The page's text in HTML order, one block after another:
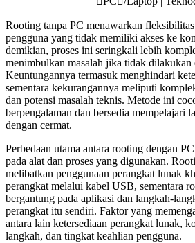
Rooting tanpa PC menawarkan
pengguna yang tidak memiliki akses ke
demikian, proses ini seringkali lebih
menimbulkan masalah jika tidak dilakukan
Keuntungannya termasuk menghindari
sementara kekurangannya meliputi
dan potensi masalah teknis. Metode ini
berpengalaman dan bersedia mempelajari
dengan cermat.
Perbedaan utama antara rooting dengan
pada alat dan proses yang digunakan.
melibatkan penggunaan perangkat lunak
perangkat melalui kabel USB, sementara
bergantung pada aplikasi dan langkah-
perangkat itu sendiri. Faktor yang
antara lain ketersediaan perangkat lunak,
langkah, dan tingkat keahlian pengguna.